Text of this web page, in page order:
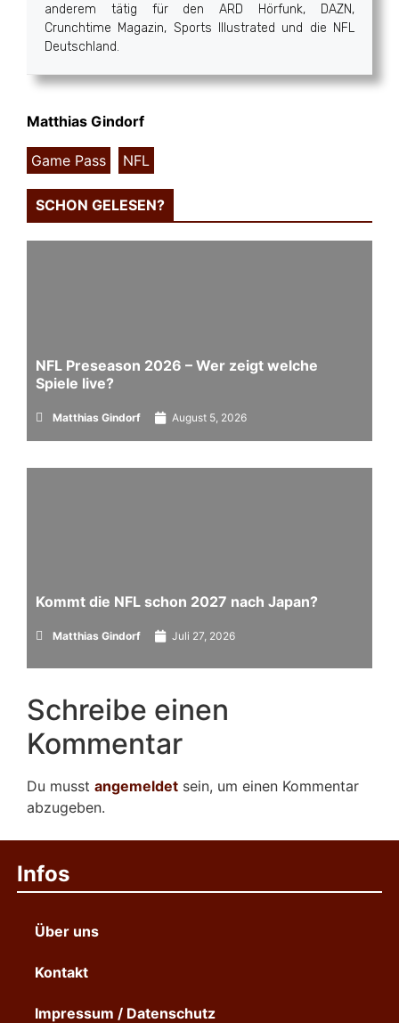
anderem tätig für den ARD Hörfunk, DAZN,
Crunchtime Magazin, Sports Illustrated und die NFL
Deutschland.
Matthias Gindorf
Game Pass NFL
SCHON GELESEN?
NFL Preseason 2026 – Wer zeigt welche
Spiele live?
Matthias Gindorf August 5, 2026
Kommt die NFL schon 2027 nach Japan?
Matthias Gindorf Juli 27, 2026
Schreibe einen
Kommentar
Du musst angemeldet sein, um einen Kommentar
abzugeben.
Infos
Über uns
Kontakt
Impressum / Datenschutz